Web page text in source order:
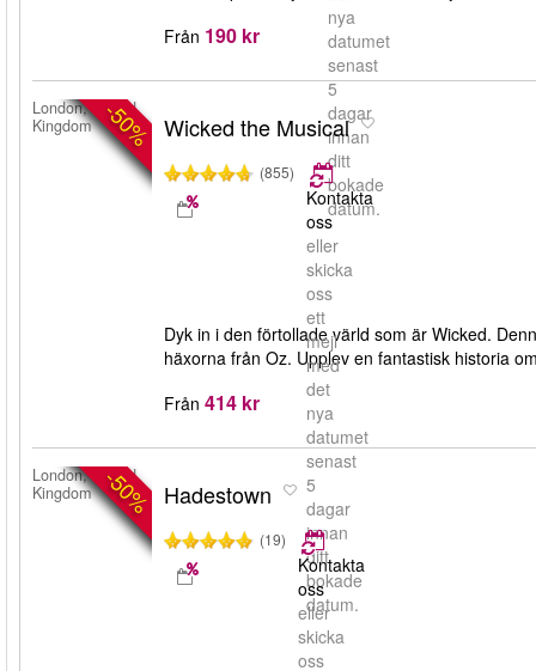
nya
datumet
senast
5
dagar
innan
ditt
bokade
datum.
Från 190 kr
-50%
London, United
Kingdom
Wicked the Musical
(855)
Kontakta
oss
eller
skicka
oss
ett
mejl
med
det
nya
datumet
senast
5
dagar
innan
ditt
bokade
datum.
Dyk in i den förtollade värld som är Wicked.
häxorna från Oz. Upplev en fantastisk historia
Från 414 kr
-50%
London, United
Kingdom
Hadestown
(19)
Kontakta
oss
eller
skicka
oss